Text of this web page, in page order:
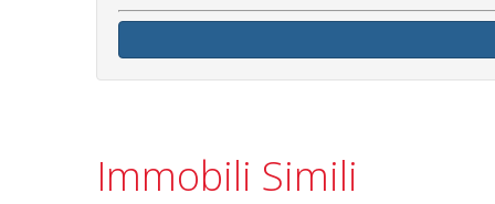
Immobili Simili